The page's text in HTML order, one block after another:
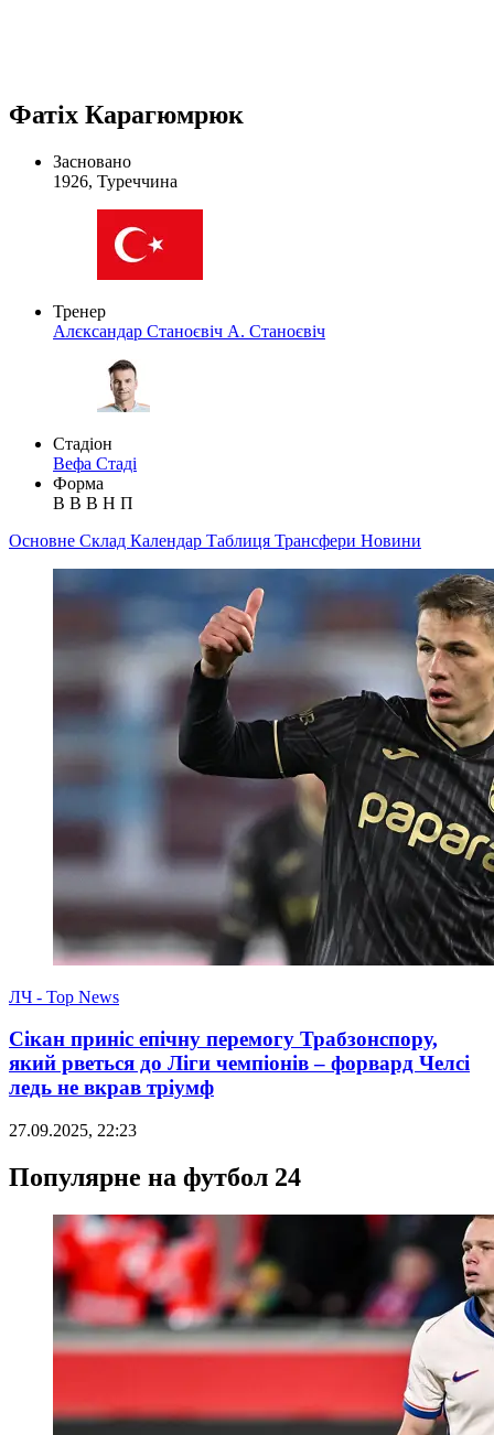
Фатіх Карагюмрюк
Засновано
1926, Туреччина
Тренер
Алєксандар Станоєвіч А. Станоєвіч
Стадіон
Вефа Стаді
Форма
В В В Н П
Основне Склад Календар Таблиця Трансфери Новини
ЛЧ - Top News
Сікан приніс епічну перемогу Трабзонспору,
який рветься до Ліги чемпіонів – форвард Челсі
ледь не вкрав тріумф
27.09.2025, 22:23
Популярне на футбол 24